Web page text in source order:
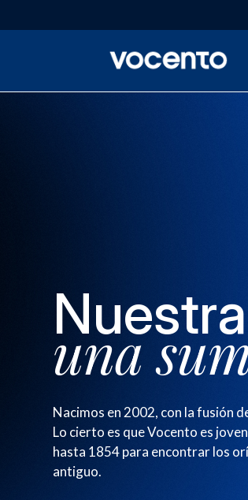
una
Nacimos en 2002, con la fusión
Lo cierto es que Vocento es
hasta 1854 para encontrar los
antiguo.